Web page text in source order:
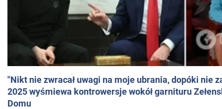
"Nikt nie zwracał uwagi na moje ubrania, dopóki nie
2025 wyśmiewa kontrowersje wokół garnituru
Domu